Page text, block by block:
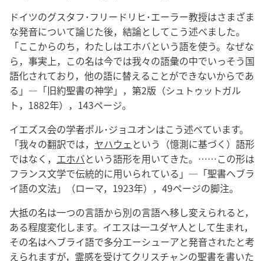
ドイツのグスタフ･フリードリヒ･エーラー教授はさまざま
な発音について論じた後，結論としてこう述べました。
「ここからのち，わたしはエホバという語を使う。なぜな
ら，事実上，この名は今では我々の語彙の中でいっそう国
語化されており，他の語に替えることができないからであ
る」―「旧約聖書の神学」，第2版（シュトゥットガル
ト，1882年），143ページ。
イエズス会の学者ポル･ジョユオンはこう述べています。
「我々の翻訳では， ヤハウェ という（憶測に基づく）語形
ではなく， エホバという語形を用いてきた。……この形は
フランス文学で伝統的に用いられている」―「聖書ヘブラ
イ語の文法」（ローマ，1923年），49ページの脚注。
大抵の名は一つの言語から別の言語へ移し変えられると，
ある程度変化します。イエスは一ユダヤ人として生まれ，
その名はヘブライ語で多分エーシューアと発音されたと考
えられますが，霊感を受けてクリスチャンの聖書を書いた